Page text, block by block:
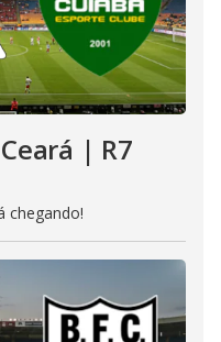
| R7
chegando!